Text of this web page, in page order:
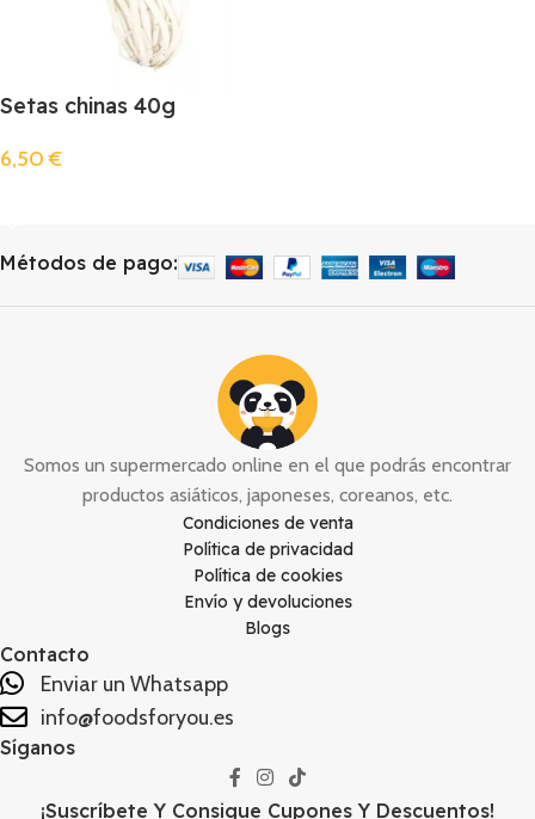
Setas chinas 40g
6,50€
Métodos de pago:
Somos un supermercado online en el que podrás encontrar
productos asiáticos, japoneses, coreanos, etc.
Condiciones de venta
Política de privacidad
Política de cookies
Envío y devoluciones
Blogs
Contacto
Enviar un Whatsapp
info@foodsforyou.es
Síganos
¡Suscríbete Y Consigue Cupones Y Descuentos!